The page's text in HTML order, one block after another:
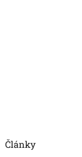
Články